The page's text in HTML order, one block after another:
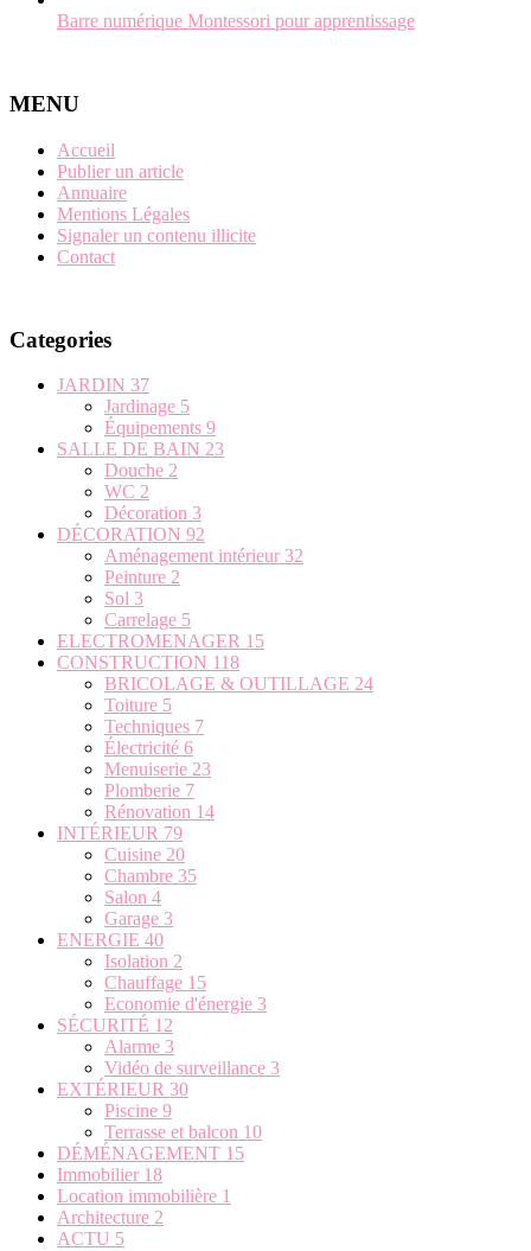
Barre numérique Montessori pour apprentissage
MENU
Accueil
Publier un article
Annuaire
Mentions Légales
Signaler un contenu illicite
Contact
Categories
JARDIN 37
Jardinage 5
Équipements 9
SALLE DE BAIN 23
Douche 2
WC 2
Décoration 3
DÉCORATION 92
Aménagement intérieur 32
Peinture 2
Sol 3
Carrelage 5
ELECTROMENAGER 15
CONSTRUCTION 118
BRICOLAGE & OUTILLAGE 24
Toiture 5
Techniques 7
Électricité 6
Menuiserie 23
Plomberie 7
Rénovation 14
INTÉRIEUR 79
Cuisine 20
Chambre 35
Salon 4
Garage 3
ENERGIE 40
Isolation 2
Chauffage 15
Economie d'énergie 3
SÉCURITÉ 12
Alarme 3
Vidéo de surveillance 3
EXTÉRIEUR 30
Piscine 9
Terrasse et balcon 10
DÉMÉNAGEMENT 15
Immobilier 18
Location immobilière 1
Architecture 2
ACTU 5